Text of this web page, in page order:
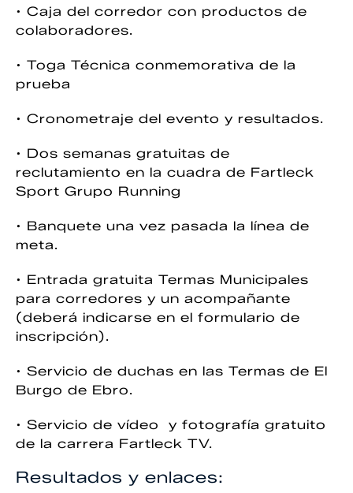
• Caja del corredor con productos de
colaboradores.
• Toga Técnica conmemorativa de la
prueba
• Cronometraje del evento y resultados.
• Dos semanas gratuitas de
reclutamiento en la cuadra de Fartleck
Sport Grupo Running
• Banquete una vez pasada la línea de
meta.
• Entrada gratuita Termas Municipales
para corredores y un acompañante
(deberá indicarse en el formulario de
inscripción).
• Servicio de duchas en las Termas de El
Burgo de Ebro.
• Servicio de vídeo y fotografía gratuito
de la carrera Fartleck TV.
Resultados y enlaces: